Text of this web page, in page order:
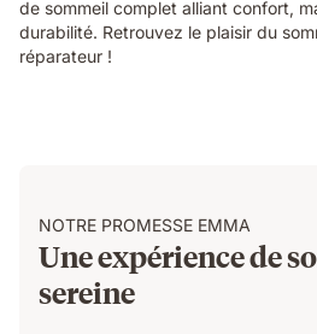
de sommeil complet alliant confort,
durabilité. Retrouvez le plaisir du
réparateur !
NOTRE PROMESSE EMMA
Une expérience de
sereine